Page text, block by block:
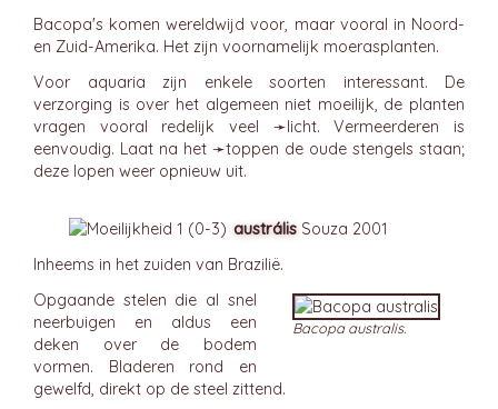
Bacopa's komen wereldwijd voor, maar vooral in Noord-
en Zuid-Amerika. Het zijn voornamelijk moerasplanten.
Voor aquaria zijn enkele soorten interessant. De
verzorging is over het algemeen niet moeilijk, de planten
vragen vooral redelijk veel ➛licht. Vermeerderen is
eenvoudig. Laat na het ➛toppen de oude stengels staan;
deze lopen weer opnieuw uit.
austrális Souza 2001
Inheems in het zuiden van Brazilië.
Bacopa australis.
Opgaande stelen die al snel
neerbuigen en aldus een
deken over de bodem
vormen. Bladeren rond en
gewelfd, direkt op de steel zittend.